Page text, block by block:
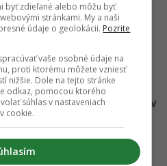
ovocia, rýb a
zdravie srdca, ciev aj
nižším rizikom
A v závere dodá vetu, v
životnej múdrosti ako v
kníh.„Sťažovanie aj tak
byť zdieľané alebo môžu byť
stránkami. My a naši
údaje o geolokácii. Pozrite
vaše osobné údaje na
proti ktorému môžete vzniesť
nižšie. Dole na tejto stránke
odkaz, pomocou ktorého
súhlas v nastaveniach
cookie.